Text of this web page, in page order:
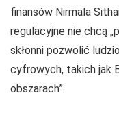
finansów Nirmala
regulacyjne nie chcą
skłonni pozwolić
cyfrowych, takich jak
obszarach”.